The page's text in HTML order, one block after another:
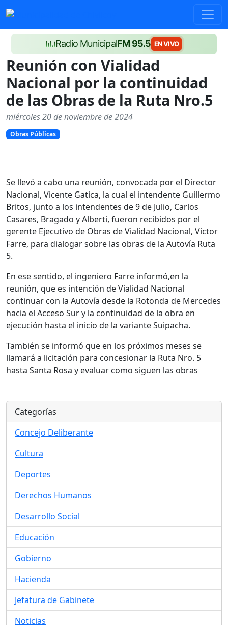
Radio MunicipalFM 95.5 EN VIVO
Reunión con Vialidad
Nacional por la continuidad
de las Obras de la Ruta Nro.5
miércoles 20 de noviembre de 2024
Obras Públicas
Se llevó a cabo una reunión, convocada por el Director
Nacional, Vicente Gatica, la cual el intendente Guillermo
Britos, junto a los intendentes de 9 de Julio, Carlos
Casares, Bragado y Alberti, fueron recibidos por el
gerente Ejecutivo de Obras de Vialidad Nacional, Victor
Farre, para dialogar sobre las obras de la Autovía Ruta
5.
En ese sentido, el ingeniero Farre informó,en la
reunión, que es intención de Vialidad Nacional
continuar con la Autovía desde la Rotonda de Mercedes
hacia el Acceso Sur y la continuidad de la obra en
ejecución hasta el inicio de la variante Suipacha.
También se informó que en los próximos meses se
llamará a licitación para concesionar la Ruta Nro. 5
hasta Santa Rosa y evaluar como siguen las obras
Categorías
Concejo Deliberante
Cultura
Deportes
Derechos Humanos
Desarrollo Social
Educación
Gobierno
Hacienda
Jefatura de Gabinete
Noticias